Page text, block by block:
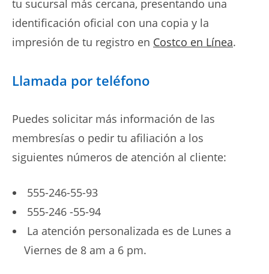
tu sucursal más cercana, presentando una
identificación oficial con una copia y la
impresión de tu registro en Costco en Línea.
Llamada por teléfono
Puedes solicitar más información de las
membresías o pedir tu afiliación a los
siguientes números de atención al cliente:
555-246-55-93
555-246 -55-94
La atención personalizada es de Lunes a
Viernes de 8 am a 6 pm.